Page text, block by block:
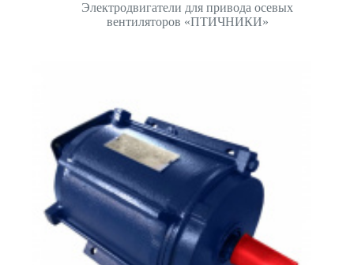
Электродвигатели для привода осевых
вентиляторов «ПТИЧНИКИ»